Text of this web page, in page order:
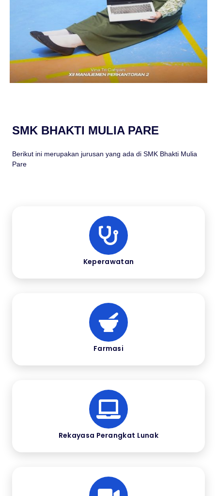
SMK BHAKTI MULIA PARE
Berikut ini merupakan jurusan yang ada di SMK Bhakti Mulia
Pare
Keperawatan
Farmasi
Rekayasa Perangkat Lunak